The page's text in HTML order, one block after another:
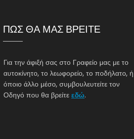
ΠΩΣ ΘΑ ΜΑΣ ΒΡΕΙΤΕ
Για την άφιξή σας στο Γραφείο μας με το
αυτοκίνητο, το λεωφορείο, το ποδήλατο, ή
όποιο άλλο μέσο, συμβουλευτείτε τον
Οδηγό που θα βρείτε εδώ.